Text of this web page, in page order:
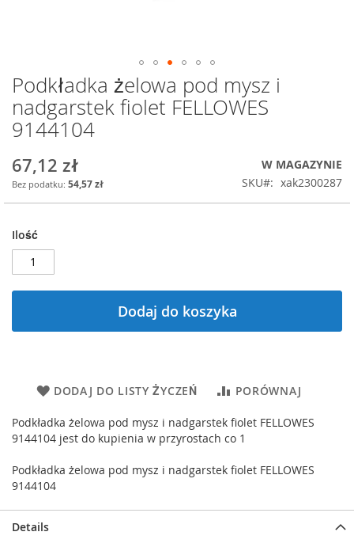
Przejdź
na
początek
galerii
Podkładka żelowa pod mysz i
nadgarstek fiolet FELLOWES
9144104
67,12 zł
54,57 zł
W MAGAZYNIE
SKU
xak2300287
Ilość
Dodaj do koszyka
DODAJ DO LISTY ŻYCZEŃ PORÓWNAJ
Podkładka żelowa pod mysz i nadgarstek fiolet FELLOWES
9144104 jest do kupienia w przyrostach co 1
Podkładka żelowa pod mysz i nadgarstek fiolet FELLOWES
9144104
Details